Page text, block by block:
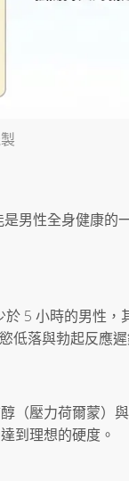
男性全身健康的
5 小時的男性，
低落與勃起反應遲
（壓力荷爾蒙）
到理想的硬度。